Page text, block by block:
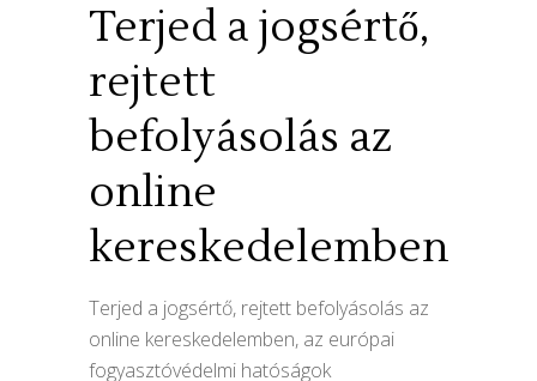
Terjed a jogsértő,
rejtett
befolyásolás az
online
kereskedelemben
Terjed a jogsértő, rejtett befolyásolás az
online kereskedelemben, az európai
fogyasztóvédelmi hatóságok